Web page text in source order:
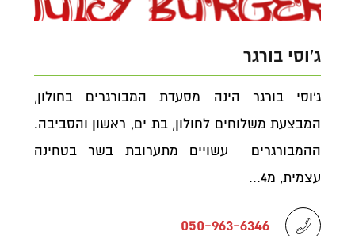
ג'וסי בורגר
ג'וסי בורגר הינה מסעדת המבורגרים בחולון,
המבצעת משלוחים לחולון, בת ים, ראשון והסביבה.
ההמבורגרים עשויים מתערובת בשר בטחינה
עצמית, מ4...
050-963-6346